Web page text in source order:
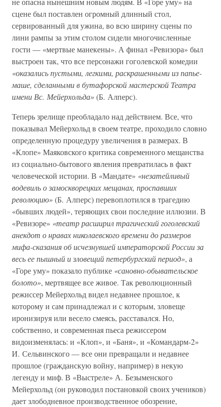
сцене был поставлен огромный длинный стол,
сервированный для ужина, во всю ширину сцены по
лини рампы за этим столом сидели многочисленные
гости — «мертвые манекены». А финал «Ревизора» был
выстроен так, что все персонажи гоголевской комедии
«оказались пустыми, легкими, раскрашенными из папье-
маше, сделанными в бутафорской мастерской Театра
имени Вс. Мейерхольда»(Б. Алперс).
Теперь зрелище преобладало над действием. Все, что
показывал Мейерхольд в своем театре, проходило словно
определенную процедуру увеличения в размерах. В
«Клопе» Маяковского критика современного мещанства
из социально-бытового явления превратилась в факт
человеческой истории. В «Мандате» «незатейливый
водевиль о замоскворецких мещанах, проспавших
революцию»(Б. Алперс) перевоплотился в трагедию
«бывших людей», теряющих свои последние иллюзии. В
«Ревизоре» «театр расширил трагический гоголевский
анекдот о нравах николаевского времени до размеров
мифа-сказания об исчезнувшей императорской России за
весь ее пышный и зловещий петербургский период», а
«Горе уму» показало публике «сановно-обывательское
болото», мертвящее все живое. Так революционный
режиссер Мейерхольд видел недавнее прошлое, к
которому и сам принадлежал и с которым, зловеще
иронизируя или весело смеясь, расставался. Но,
собственно, и современная пьеса режиссером
видоизменялась: и «Клоп», и «Баня», и «Командарм-2»
И. Сельвинского — все они превращали и недавнее
прошлое (гражданскую войну, например) в некую
легенду и миф. В «Выстреле» А. Безыменского
Мейерхольд (он руководил постановкой своих учеников)
дает злободневное производственное обозрение,